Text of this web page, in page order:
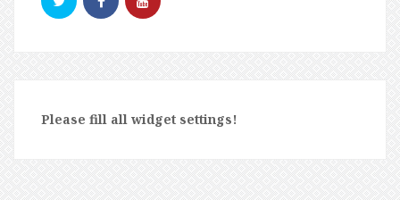
Please fill all widget settings!